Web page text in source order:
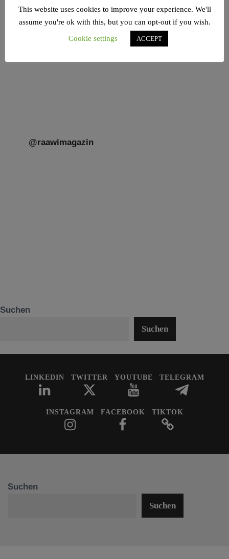
@raawimagazin
Suchen
Suchen
LINKEDIN TWITTER YOUTUBE TELEGRAM
INSTAGRAM FACEBOOK TIKTOK
Suchen
Suchen
This website uses cookies to improve your experience. We'll
assume you're ok with this, but you can opt-out if you wish.
Cookie settings
ACCEPT